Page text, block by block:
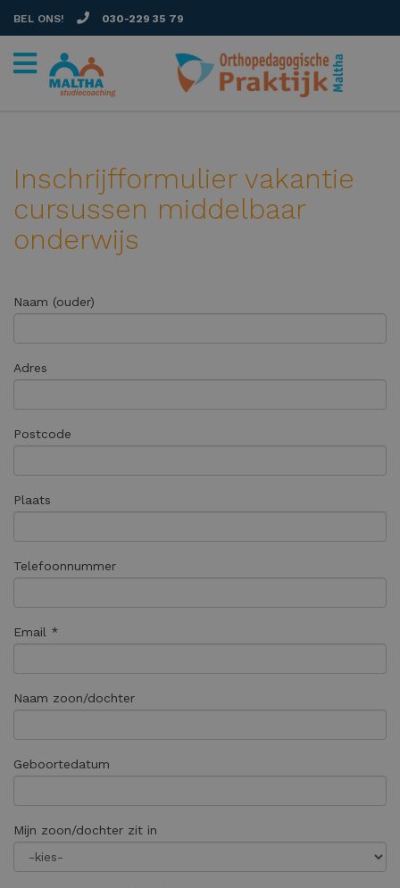
BEL ONS! 030-229 35 79
Inschrijfformulier vakantie
cursussen middelbaar
onderwijs
Naam (ouder)
Adres
Postcode
Plaats
Telefoonnummer
Email *
Naam zoon/dochter
Geboortedatum
Mijn zoon/dochter zit in